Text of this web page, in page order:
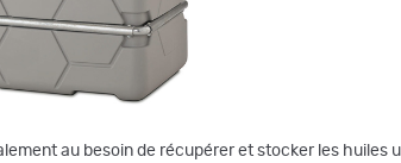
au besoin de récupérer et stocker les huiles